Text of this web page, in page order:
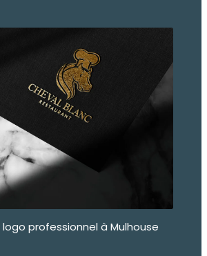
professionnel à Mulhouse